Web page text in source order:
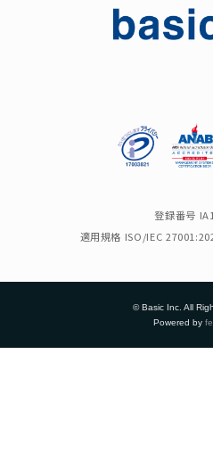
登録番号
適用規格 ISO/IEC
© Basic Inc. All
Powered by